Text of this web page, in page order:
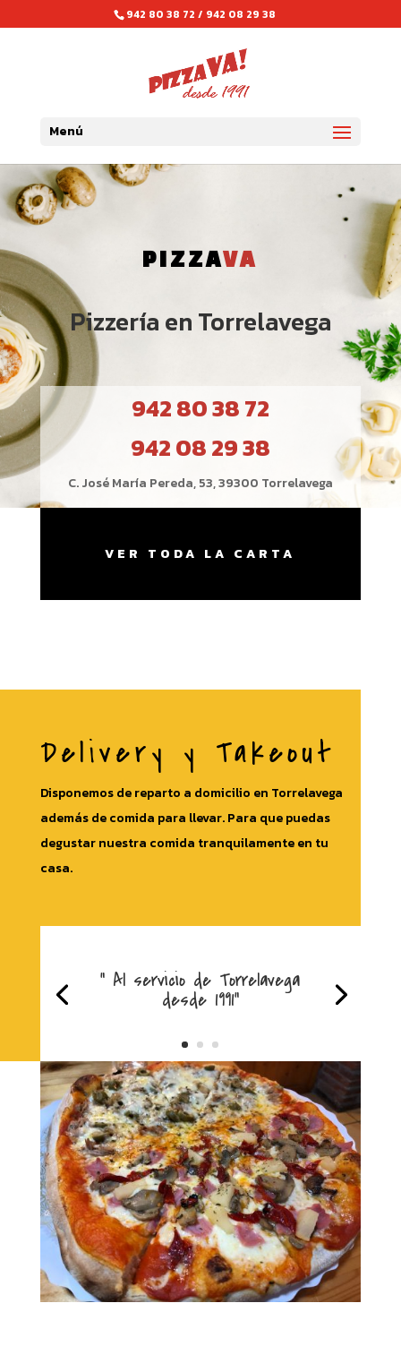
942 80 38 72 / 942 08 29 38
Menú
PIZZAVA
Pizzería en Torrelavega
942 80 38 72
942 08 29 38
C. José María Pereda, 53, 39300 Torrelavega
VER TODA LA CARTA
Delivery y Takeout
Disponemos de reparto a domicilio en Torrelavega
además de comida para llevar. Para que puedas
degustar nuestra comida tranquilamente en tu
casa.
“ Al servicio de Torrelavega
desde 1991"